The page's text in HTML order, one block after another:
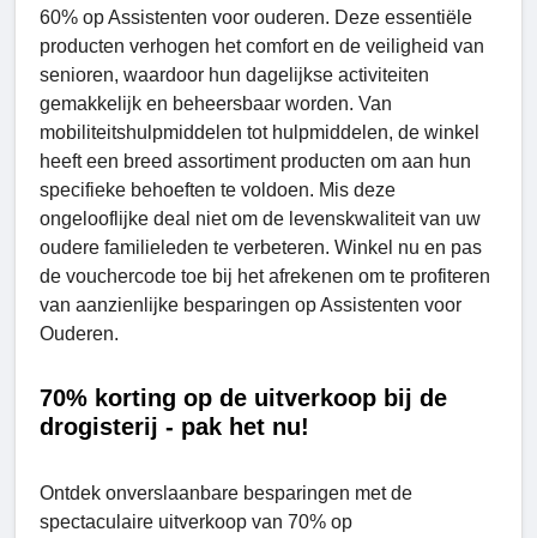
60% op Assistenten voor ouderen. Deze essentiële
producten verhogen het comfort en de veiligheid van
senioren, waardoor hun dagelijkse activiteiten
gemakkelijk en beheersbaar worden. Van
mobiliteitshulpmiddelen tot hulpmiddelen, de winkel
heeft een breed assortiment producten om aan hun
specifieke behoeften te voldoen. Mis deze
ongelooflijke deal niet om de levenskwaliteit van uw
oudere familieleden te verbeteren. Winkel nu en pas
de vouchercode toe bij het afrekenen om te profiteren
van aanzienlijke besparingen op Assistenten voor
Ouderen.
70% korting op de uitverkoop bij de
drogisterij - pak het nu!
Ontdek onverslaanbare besparingen met de
spectaculaire uitverkoop van 70% op